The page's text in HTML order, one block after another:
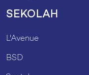
SEKOLAH
L'Avenue
BSD